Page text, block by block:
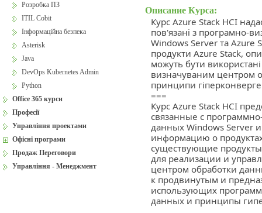
Описание Курса:
Курс Azure Stack HCI
пов'язані з програмно-
Windows Server та Azure
продукти Azure Stack,
можуть бути
визначуваним центром
принципи
===
Курс Azure Stack HCI
связанные с
данных Windows Server и
информацию о
существующие
для реализации и
центром обработки
к продвинутым и
использующих
данных и принципы
Розробка ПЗ
ITIL Cobit
Інформаційна безпека
Asterisk
Java
DevOps Kubernetes Admin
Python
Office 365 курси
Професії
Управління проектами
Офісні програми
Продаж Переговори
Управління - Менеджмент